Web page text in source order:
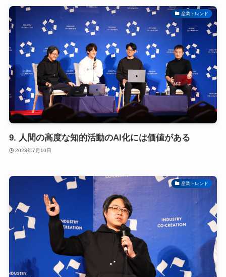
産業トレンド
9. 人間の高度な知的活動のAI化には価値がある
2023年7月10日
産業トレンド